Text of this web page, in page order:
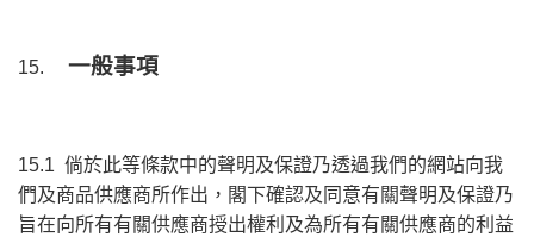
15. 一般事項
15.1 倘於此等條款中的聲明及保證乃透過我們的網站向我
們及商品供應商所作出，閣下確認及同意有關聲明及保證乃
旨在向所有有關供應商授出權利及為所有有關供應商的利益